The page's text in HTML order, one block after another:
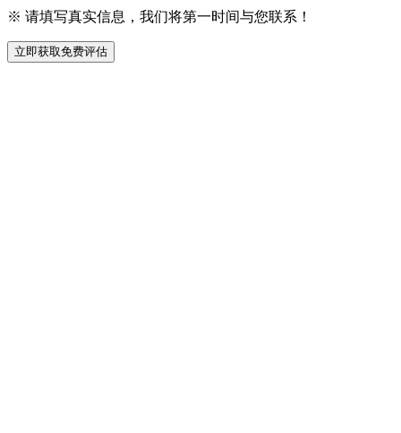
※ 请填写真实信息，我们将第一时间与您联系！
立即获取免费评估